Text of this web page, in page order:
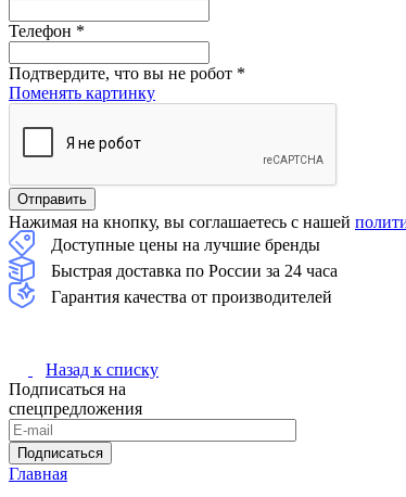
Телефон *
Подтвердите, что вы не робот *
Поменять картинку
Нажимая на кнопку, вы соглашаетесь с нашей
Доступные цены на лучшие бренды
Быстрая доставка по России за 24 часа
Гарантия качества от производителей
Назад к списку
Подписаться на
спецпредложения
Подписаться
Главная